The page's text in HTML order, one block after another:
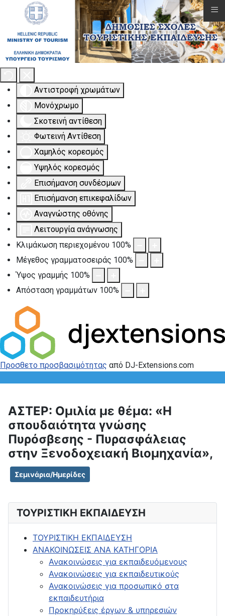
Εργαλειοθήκη Προσβασιμότητας
Αντιστροφή χρωμάτων
Μονόχρωμο
Σκοτεινή αντίθεση
Φωτεινή Αντίθεση
Χαμηλός κορεσμός
Υψηλός κορεσμός
Επισήμανση συνδέσμων
Επισήμανση επικεφαλίδων
Αναγνώστης οθόνης
Λειτουργία ανάγνωσης
Κλιμάκωση περιεχομένου 100%
Μέγεθος γραμματοσειράς 100%
Ύψος γραμμής 100%
Απόσταση γραμμάτων 100%
Προσθετο προσβασιμότητας από DJ-Extensions.com
ΤΟΥΡΙΣΤΙΚΗ ΕΚΠΑΙΔΕΥΣΗ
ΤΟΥΡΙΣΤΙΚΗ ΕΚΠΑΙΔΕΥΣΗ
ΑΝΑΚΟΙΝΩΣΕΙΣ ΑΝΑ ΚΑΤΗΓΟΡΙΑ
Ανακοινώσεις για εκπαιδευόμενους
Ανακοινώσεις για εκπαιδευτικούς
Ανακοινώσεις για προσωπικό στα
εκπαιδευτήρια
Προκηρύξεις έργων & υπηρεσιών
ΑΣΤΕΡ: Ομιλία με θέμα: «Η
σπουδαιότητα γνώσης
Πυρόσβεσης - Πυρασφάλειας
στην Ξενοδοχειακή Βιομηχανία»,
Σεμινάρια/Ημερίδες
≡